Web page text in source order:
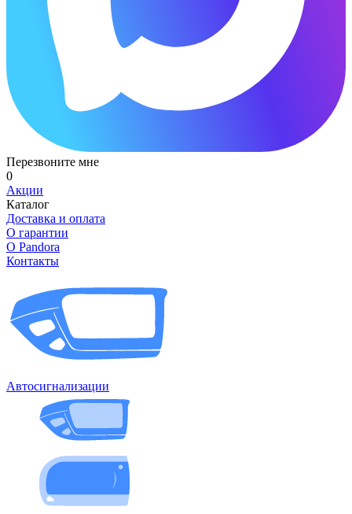
Перезвоните мне
0
Акции
Каталог
Доставка и оплата
О гарантии
О Pandora
Контакты
Автосигнализации